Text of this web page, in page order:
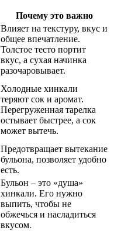
Почему это важно
Влияет на текстуру, вкус и
общее впечатление.
Толстое тесто портит
вкус, а сухая начинка
разочаровывает.
Холодные хинкали
теряют сок и аромат.
Перегруженная тарелка
остывает быстрее, а сок
может вытечь.
Предотвращает вытекание
бульона, позволяет удобно
есть.
Бульон – это «душа»
хинкали. Его нужно
выпить, чтобы не
обжечься и насладиться
вкусом.